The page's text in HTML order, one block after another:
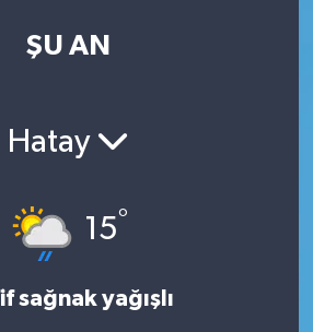
ŞU AN
Hatay
15°
sağnak yağışlı